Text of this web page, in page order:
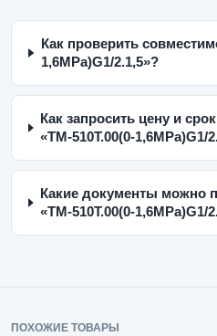
Как проверить
1,6MPa)G1/2.1,5»?
Как запросить цену и
«ТМ-510Т.00(0-1,6MPa)G1/
Какие документы можно
«ТМ-510Т.00(0-1,6MPa)G1/
ПОХОЖИЕ ТОВАРЫ